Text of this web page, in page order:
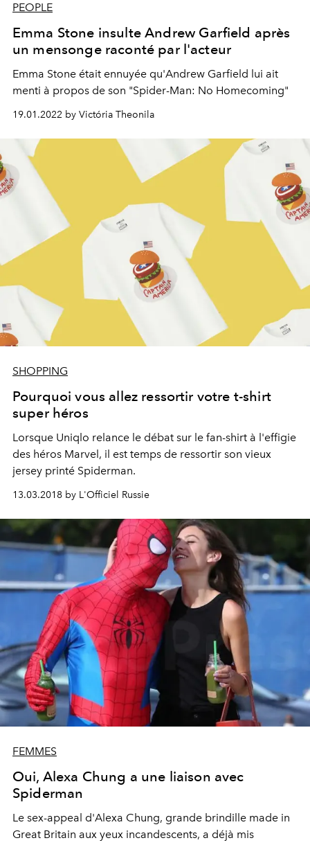
PEOPLE
Emma Stone insulte Andrew Garfield après
un mensonge raconté par l'acteur
Emma Stone était ennuyée qu'Andrew Garfield lui ait
menti à propos de son "Spider-Man: No Homecoming"
19.01.2022 by Victória Theonila
SHOPPING
Pourquoi vous allez ressortir votre t-shirt
super héros
Lorsque Uniqlo relance le débat sur le fan-shirt à l'effigie
des héros Marvel, il est temps de ressortir son vieux
jersey printé Spiderman.
13.03.2018 by L'Officiel Russie
FEMMES
Oui, Alexa Chung a une liaison avec
Spiderman
Le sex-appeal d'Alexa Chung, grande brindille made in
Great Britain aux yeux incandescents, a déjà mis